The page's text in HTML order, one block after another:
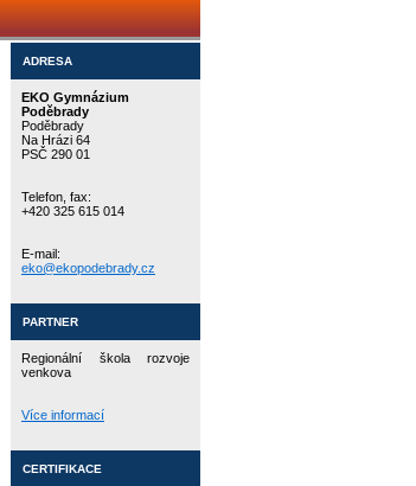
ADRESA
EKO Gymnázium
Poděbrady
Poděbrady
Na Hrázi 64
PSČ 290 01
Telefon, fax:
+420 325 615 014
E-mail:
eko@ekopodebrady.cz
PARTNER
Regionální škola rozvoje
venkova
Více informací
CERTIFIKACE